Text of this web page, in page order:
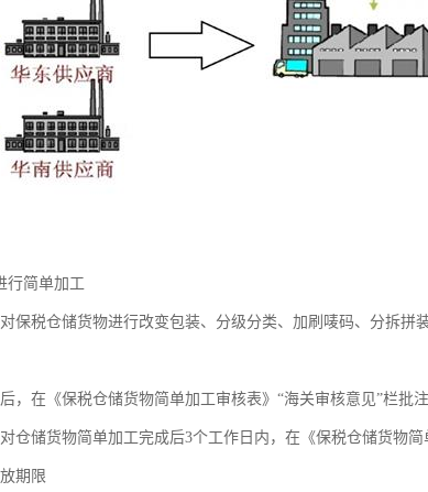
行简单加工
对保税仓储货物进行改变包装、分级分类、加刷唛码、分拆
后，在《保税仓储货物简单加工审核表》“海关审核意见”栏批
对仓储货物简单加工完成后3个工作日内，在《保税仓储货物
期限